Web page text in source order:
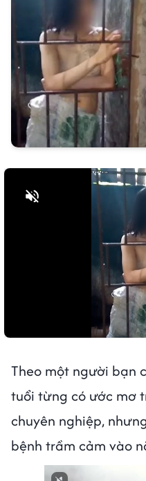
Theo một người bạn
tuổi từng có ước mơ
chuyên nghiệp,
bệnh trầm cảm vào